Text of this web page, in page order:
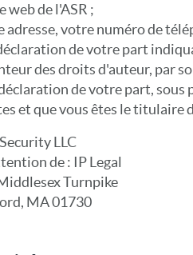
web de l'ASR ;
adresse, votre numéro de
de votre part
des droits d'auteur, par
de votre part, sous
et que vous êtes le
LLC
de : IP Legal
Turnpike
MA 01730